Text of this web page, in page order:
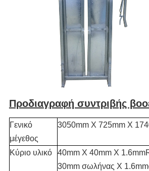
Προδιαγραφή συντριβής
Γενικό
μέγεθος
3050mm X 725mm X
Κύριο υλικό
40mm X 40mm Χ
30mm σωλήνας Χ